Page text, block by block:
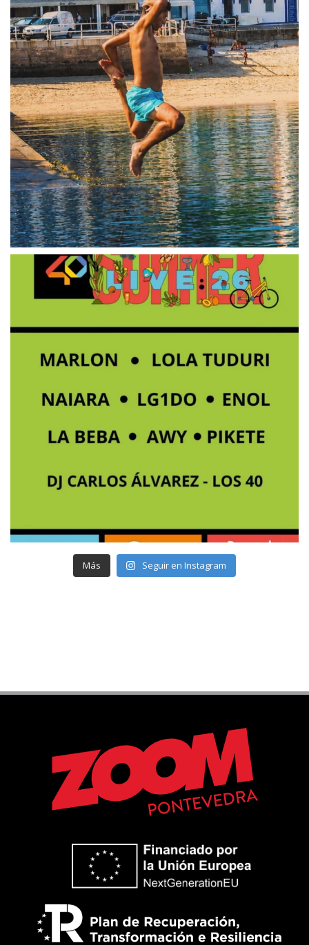
Más Seguir en Instagram